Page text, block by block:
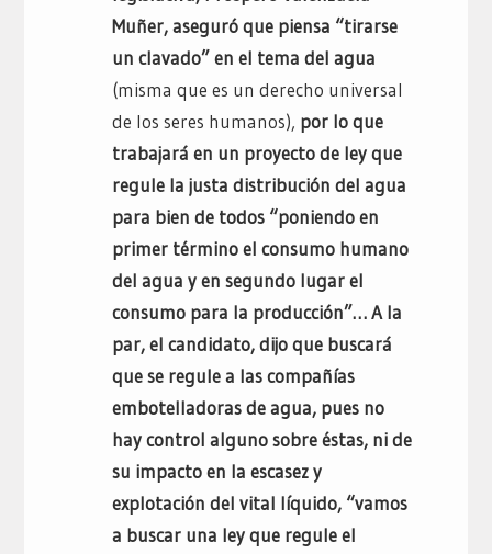
Muñer, aseguró que piensa “tirarse
un clavado” en el tema del agua
(misma que es un derecho universal
de los seres humanos), por lo que
trabajará en un proyecto de ley que
regule la justa distribución del agua
para bien de todos “poniendo en
primer término el consumo humano
del agua y en segundo lugar el
consumo para la producción”… A la
par, el candidato, dijo que buscará
que se regule a las compañías
embotelladoras de agua, pues no
hay control alguno sobre éstas, ni de
su impacto en la escasez y
explotación del vital líquido, “vamos
a buscar una ley que regule el